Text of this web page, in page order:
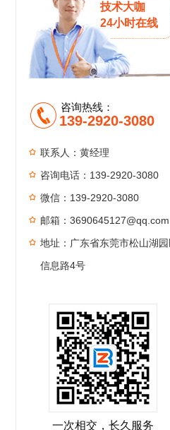
技术大咖
24小时在线
咨询热线：
139-2920-3080
联系人：黄经理
咨询电话：139-2920-3080
微信：139-2920-3080
邮箱：3690645127@qq.com
地址：广东省东莞市松山湖
信息路4号
一次相交，长久服务